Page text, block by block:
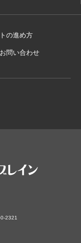
の進め方
問い合わせ
2321